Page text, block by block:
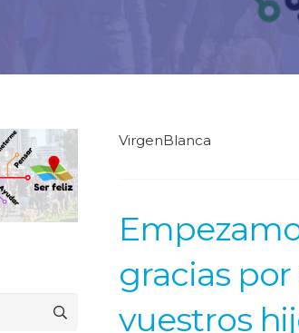
VirgenBlanca
gracias
vuestros